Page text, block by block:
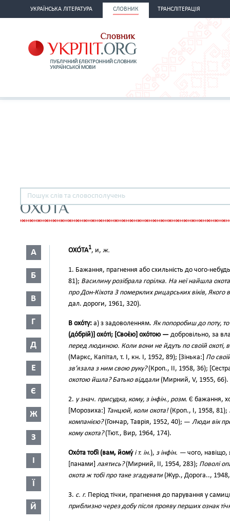
УКРАЇНСЬКА ЛІТЕРАТУРА СЛОВНИК ТРАНСЛІТЕРАЦІЯ
ОХОТА
А
Б
В
Г
Д
Е
Є
Ж
З
І
Ї
Й
ОХО́ТА1, и, ж.
1. Бажання, прагнення або схильність до чого-
81); Василину розібрала горілка. На неї найшла
про Дон-Кіхота З померклих рицарських віків, Якого
дал. дороги, 1961, 320).
В охо́ту: а) з задоволенням. Як попоробиш до поту, то
(до́брій)] охо́ті; [Своє́ю] охо́тою — добровільно, за
перед людиною. Коли вони не йдуть по своїй охоті,
(Маркс, Капітал, т. І, кн. І, 1952, 89); [Зінька:] По
зв’язала з ним свою руку?(Кроп., II, 1958, 36);
охотою йшла? Батько віддали (Мирний, V, 1955, 66).
2. у знач. присудка, кому, з інфін., розм. Є бажання,
[Морозиха:] Танцюй, коли охота!(Кроп., І, 1958, 81);
компанією?(Гончар, Таврія, 1952, 40); — Люди вік
кому охота?(Тют., Вир, 1964, 174).
Охо́та тобі́ (вам, йому́ і т. ін.), з інфін. — чого,
[панами] лаятись?(Мирний, II, 1954, 283); Поволі
охота ж тобі про таке згадувати (Жур., Дорога..,
3. с. г. Період тічки, прагнення до парування у
приблизно через добу після прояву перших ознак